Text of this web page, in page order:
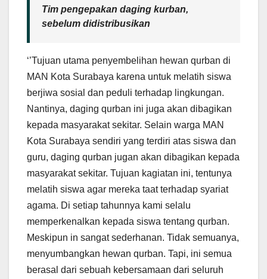
Tim pengepakan daging kurban,
sebelum didistribusikan
‘’Tujuan utama penyembelihan hewan qurban di
MAN Kota Surabaya karena untuk melatih siswa
berjiwa sosial dan peduli terhadap lingkungan.
Nantinya, daging qurban ini juga akan dibagikan
kepada masyarakat sekitar. Selain warga MAN
Kota Surabaya sendiri yang terdiri atas siswa dan
guru, daging qurban jugan akan dibagikan kepada
masyarakat sekitar. Tujuan kagiatan ini, tentunya
melatih siswa agar mereka taat terhadap syariat
agama. Di setiap tahunnya kami selalu
memperkenalkan kepada siswa tentang qurban.
Meskipun in sangat sederhanan. Tidak semuanya,
menyumbangkan hewan qurban. Tapi, ini semua
berasal dari sebuah kebersamaan dari seluruh